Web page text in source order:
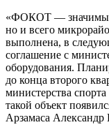
«ФОКОТ — значимый
но и всего
выполнена, в
соглашение с
оборудования.
до конца второго
министерства
такой объект
Арзамаса